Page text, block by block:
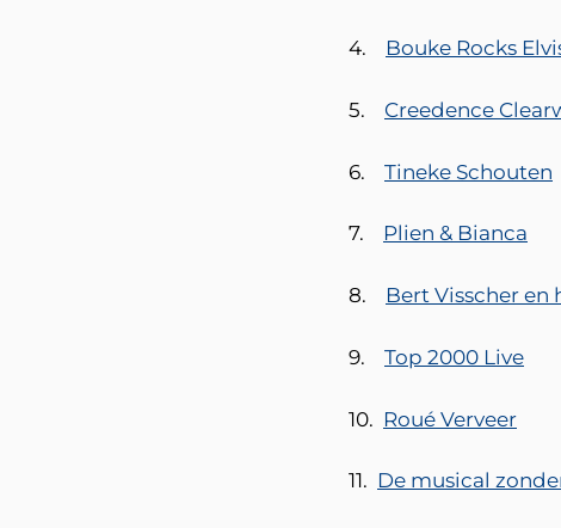
4. Bouke Rocks
5. Creedence
6. Tineke Schouten
7. Plien & Bianca
8. Bert Visscher
9. Top 2000 Live
10. Roué Verveer
11. De musical